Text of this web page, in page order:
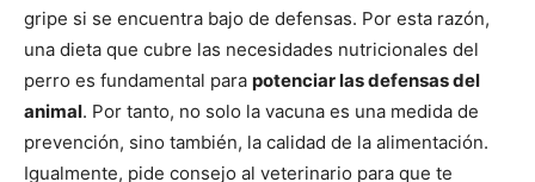
gripe si se encuentra bajo de defensas. Por esta razón,
una dieta que cubre las necesidades nutricionales del
perro es fundamental para potenciar las defensas del
animal. Por tanto, no solo la vacuna es una medida de
prevención, sino también, la calidad de la alimentación.
Igualmente, pide consejo al veterinario para que te